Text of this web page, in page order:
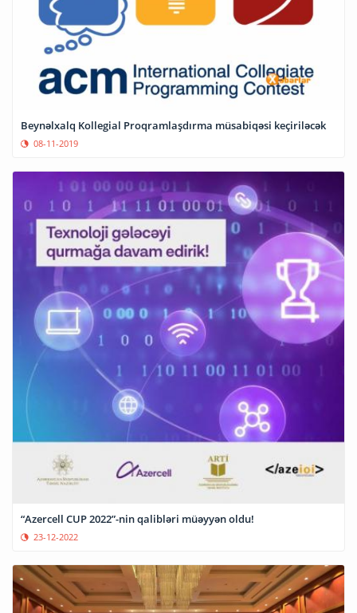
Beynəlxalq Kollegial Proqramlaşdırma müsabiqəsi keçiriləcək
08-11-2019
“Azercell CUP 2022”-nin qalibləri müəyyən oldu!
23-12-2022